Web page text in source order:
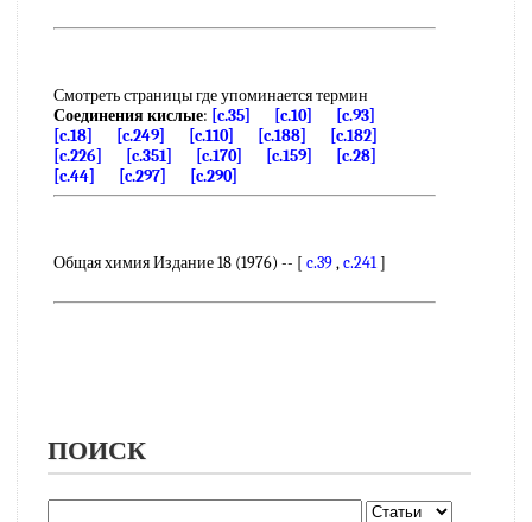
Смотреть страницы где упоминается термин
Соединения кислые: [c.35] [c.10]
[c.93]
[c.18]
[c.249] [c.110] [c.188]
[c.182]
[c.226]
[c.351] [c.170] [c.159]
[c.28]
[c.44]
[c.297] [c.290]
Общая химия Издание 18 (1976) -- [ c.39,c.241]
ПОИСК